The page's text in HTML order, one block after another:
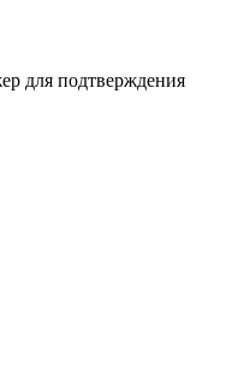
для подтверждения